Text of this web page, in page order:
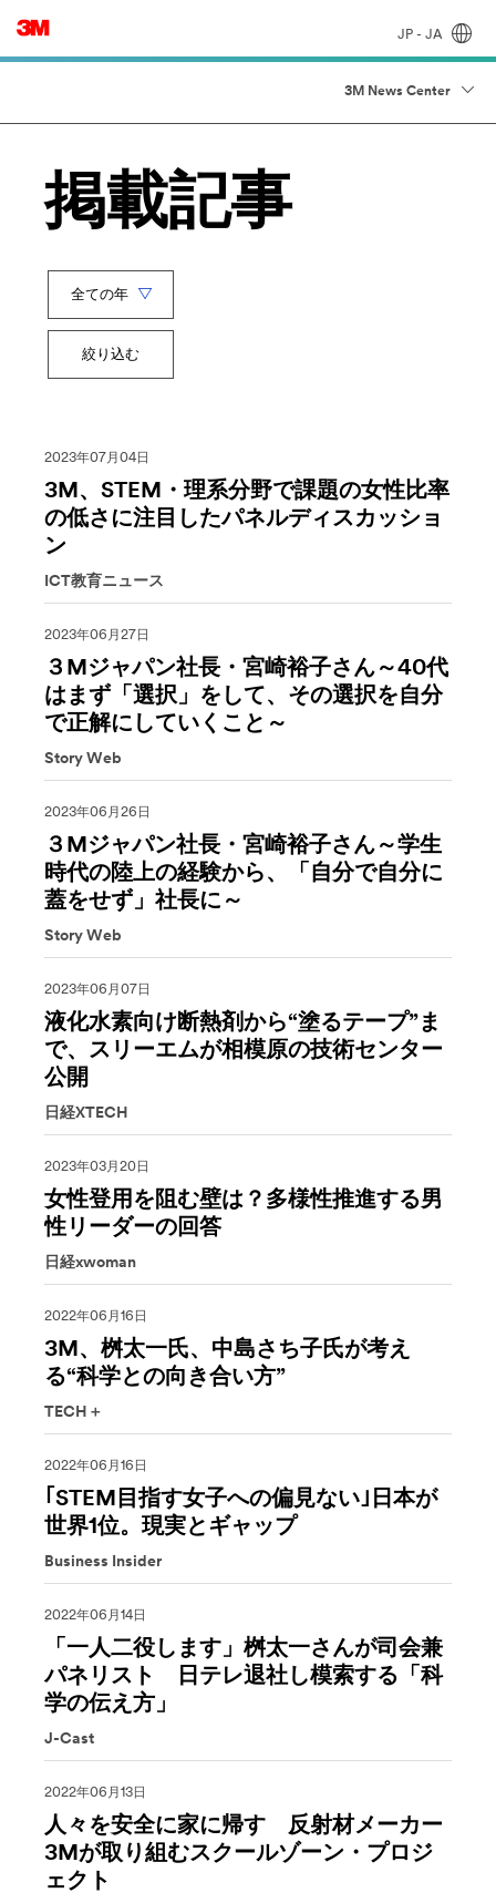
JP - JA
3M News Center
掲載記事
絞り込む
2023年07月04日
3M、STEM・理系分野で課題の女性比率
の低さに注目したパネルディスカッショ
ン
ICT教育ニュース
2023年06月27日
３Mジャパン社長・宮崎裕子さん～40代
はまず「選択」をして、その選択を自分
で正解にしていくこと～
Story Web
2023年06月26日
３Mジャパン社長・宮崎裕子さん～学生
時代の陸上の経験から、「自分で自分に
蓋をせず」社長に～
Story Web
2023年06月07日
液化水素向け断熱剤から“塗るテープ”ま
で、スリーエムが相模原の技術センター
公開
日経XTECH
2023年03月20日
女性登用を阻む壁は？多様性推進する男
性リーダーの回答
日経xwoman
2022年06月16日
3M、桝太一氏、中島さち子氏が考え
る“科学との向き合い方”
TECH＋
2022年06月16日
｢STEM目指す女子への偏見ない｣日本が
世界1位。現実とギャップ
Business Insider
2022年06月14日
「一人二役します」桝太一さんが司会兼
パネリスト 日テレ退社し模索する「科
学の伝え方」
J-Cast
2022年06月13日
人々を安全に家に帰す 反射材メーカー
3Mが取り組むスクールゾーン・プロジ
ェクト